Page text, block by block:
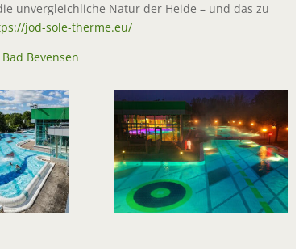
unvergleichliche Natur der Heide – und das zu
jod-sole-therme.eu/
Bevensen